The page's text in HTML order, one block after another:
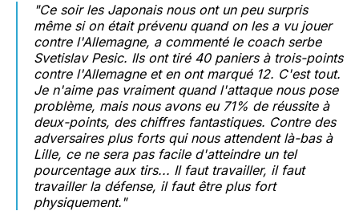
"Ce soir les Japonais nous ont un peu surpris
même si on était prévenu quand on les a vu jouer
contre l'Allemagne, a commenté le coach serbe
Svetislav Pesic. Ils ont tiré 40 paniers à trois-points
contre l'Allemagne et en ont marqué 12. C'est tout.
Je n'aime pas vraiment quand l'attaque nous pose
problème, mais nous avons eu 71% de réussite à
deux-points, des chiffres fantastiques. Contre des
adversaires plus forts qui nous attendent là-bas à
Lille, ce ne sera pas facile d'atteindre un tel
pourcentage aux tirs... Il faut travailler, il faut
travailler la défense, il faut être plus fort
physiquement."